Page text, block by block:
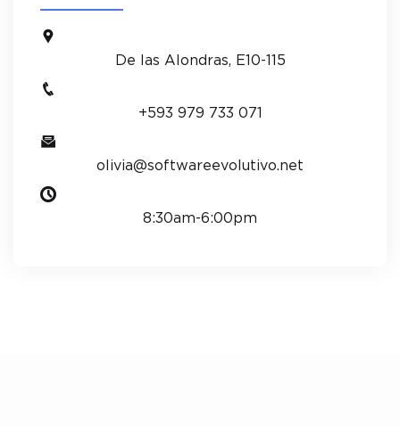
De las Alondras, E10-115
+593 979 733 071
olivia@softwareevolutivo.net
8:30am-6:00pm